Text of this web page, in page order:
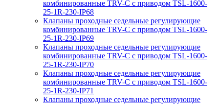
комбинированные TRV-С с приводом TSL-1600-
25-1R-230-IP68
Клапаны проходные седельные регулирующие
комбинированные TRV-С с приводом TSL-1600-
25-1R-230-IP69
Клапаны проходные седельные регулирующие
комбинированные TRV-С с приводом TSL-1600-
25-1R-230-IP70
Клапаны проходные седельные регулирующие
комбинированные TRV-С с приводом TSL-1600-
25-1R-230-IP71
Клапаны проходные седельные регулирующие